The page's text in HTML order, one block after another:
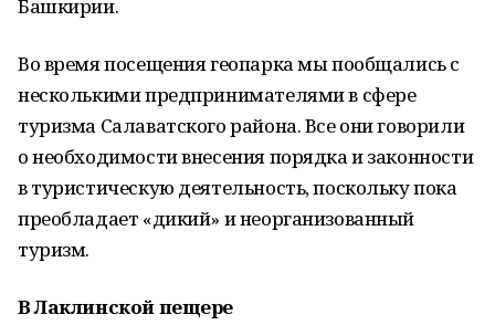
Башкирии.
Во время посещения геопарка мы пообщались с
несколькими предпринимателями в сфере
туризма Салаватского района. Все они говорили
о необходимости внесения порядка и законности
в туристическую деятельность, поскольку пока
преобладает «дикий» и неорганизованный
туризм.
В Лаклинской пещере